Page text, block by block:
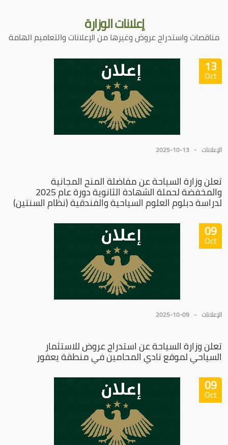
إعلاناتالوزارة
مناقصات واستدراج عروض وغيرها من الإعلانات والتعاميم الهامة
13
Oct
الإعلانات 2025-10-13
تعلن وزارة السياحة عن مفاضلة المنح المجانية
والمخفضة لحملة الشهادة الثانوية دورة عام 2025
لدراسة دبلوم العلوم السياحية والفندقية (نظام السنتين)
09
Oct
الإعلانات 2025-10-09
تعلن وزارة السياحة عن استدراج عروض للاستثمار
السياحي لموقع نادي المحامين في منطقة يعفور
09
Oct